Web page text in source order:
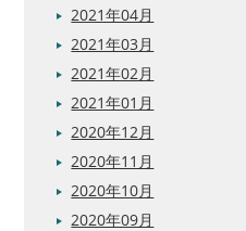
2021年04月
2021年03月
2021年02月
2021年01月
2020年12月
2020年11月
2020年10月
2020年09月